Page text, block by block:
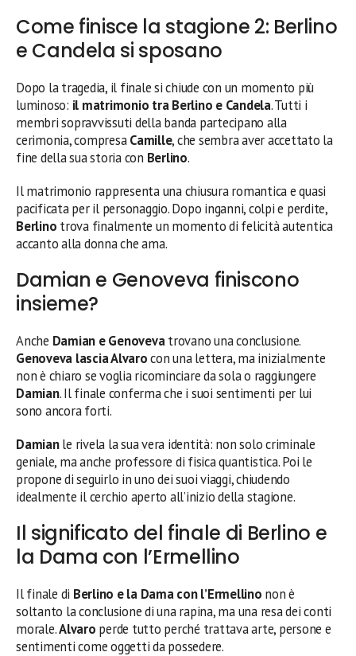
Come finisce la stagione 2: Berlino
e Candela si sposano
Dopo la tragedia, il finale si chiude con un momento più
luminoso: il matrimonio tra Berlino e Candela. Tutti i
membri sopravvissuti della banda partecipano alla
cerimonia, compresaCamille, che sembra aver accettato la
fine della sua storia con Berlino.
Il matrimonio rappresenta una chiusura romantica e quasi
pacificata per il personaggio. Dopo inganni, colpi e perdite,
Berlino trova finalmente un momento di felicità autentica
accanto alla donna che ama.
Damian e Genoveva finiscono
insieme?
Anche Damian e Genovevatrovano una conclusione.
Genoveva lascia Alvarocon una lettera, ma inizialmente
non è chiaro se voglia ricominciare da sola o raggiungere
Damian. Il finale conferma che i suoi sentimenti per lui
sono ancora forti.
Damianle rivela la sua vera identità: non solo criminale
geniale, ma anche professore di fisica quantistica. Poi le
propone di seguirlo in uno dei suoi viaggi, chiudendo
idealmente il cerchio aperto all’inizio della stagione.
Il significato del finale di Berlino e
la Dama con l’Ermellino
Il finale di Berlino e la Dama con l’Ermellino non è
soltanto la conclusione di una rapina, ma una resa dei conti
morale.Alvaro perde tutto perché trattava arte, persone e
sentimenti come oggetti da possedere.